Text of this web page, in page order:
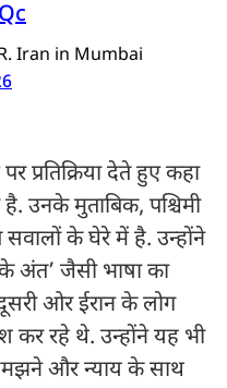
Iran in Mumbai
प्रतिक्रिया देते हुए कहा
उनके मुताबिक, पश्चिमी
के घेरे में है. उन्होंने
अंत’ जैसी भाषा का
ओर ईरान के लोग
कर रहे थे. उन्होंने यह भी
और न्याय के साथ